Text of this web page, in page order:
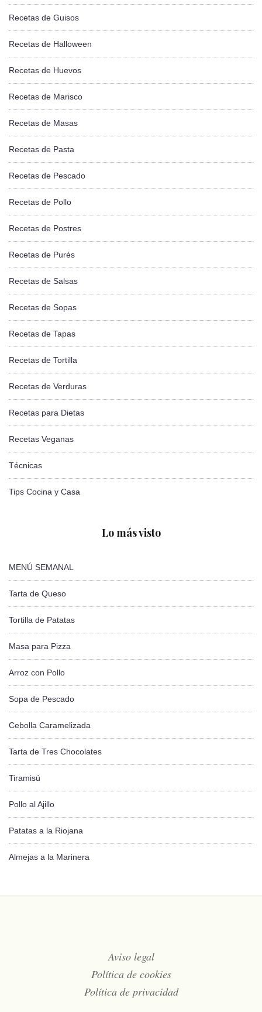
Recetas de Guisos
Recetas de Halloween
Recetas de Huevos
Recetas de Marisco
Recetas de Masas
Recetas de Pasta
Recetas de Pescado
Recetas de Pollo
Recetas de Postres
Recetas de Purés
Recetas de Salsas
Recetas de Sopas
Recetas de Tapas
Recetas de Tortilla
Recetas de Verduras
Recetas para Dietas
Recetas Veganas
Técnicas
Tips Cocina y Casa
Lo más visto
MENÚ SEMANAL
Tarta de Queso
Tortilla de Patatas
Masa para Pizza
Arroz con Pollo
Sopa de Pescado
Cebolla Caramelizada
Tarta de Tres Chocolates
Tiramisú
Pollo al Ajillo
Patatas a la Riojana
Almejas a la Marinera
Aviso legal
Política de cookies
Política de privacidad